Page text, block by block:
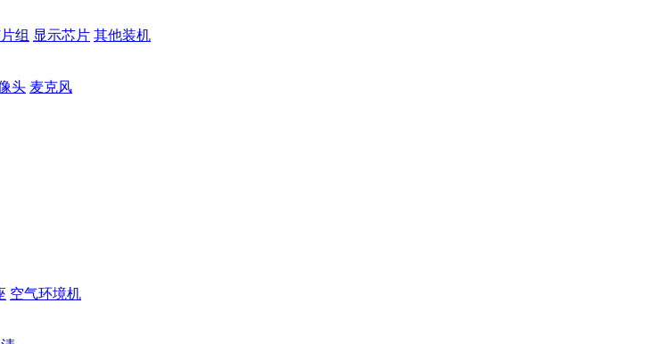
组 显示芯片 其他装机
头 麦克风
空气环境机